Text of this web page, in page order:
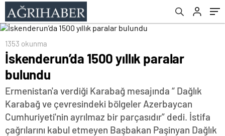
1353 okunma
İskenderun’da 1500 yıllık paralar
bulundu
Ermenistan'a verdiği Karabağ mesajında “ Dağlık
Karabağ ve çevresindeki bölgeler Azerbaycan
Cumhuriyeti'nin ayrılmaz bir parçasıdır” dedi. İstifa
çağrılarını kabul etmeyen Başbakan Paşinyan Dağlık